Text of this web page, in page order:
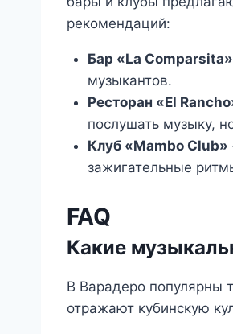
рекомендаций:
Бар «La Comparsita»
музыкантов.
Ресторан «El
послушать музыку,
Клуб «Mambo Club»
зажигательные
FAQ
Какие
В Варадеро популярны
отражают кубинскую